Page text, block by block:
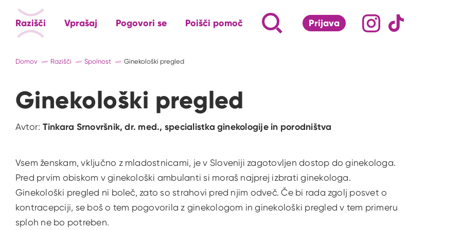
Razišči Vprašaj Pogovori se Poišči pomoč
Iskalnik za iskanje po strani
Napiši, kaj te zanima ...
S klikom na lupo odpri iskalnik
Prijava
Družabna omrežja
Domov Razišči Spolnost Ginekološki pregled
Ginekološki pregled
Avtor: Tinkara Srnovršnik, dr. med., specialistka ginekologije in porodništva
Vsem ženskam, vključno z mladostnicami, je v Sloveniji zagotovljen dostop do ginekologa.
Pred prvim obiskom v ginekološki ambulanti si moraš najprej izbrati ginekologa.
Ginekološki pregled ni boleč, zato so strahovi pred njim odveč. Če bi rada zgolj posvet o
kontracepciji, se boš o tem pogovorila z ginekologom in ginekološki pregled v tem primeru
sploh ne bo potreben.